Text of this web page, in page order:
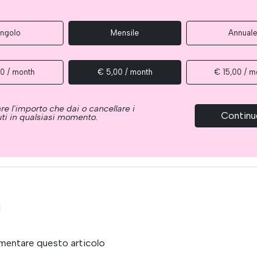
Mensile Annuale
/ month € 5,00 / month € 15,00 /
l'importo che dai o cancellare i
in qualsiasi momento.
questo articolo